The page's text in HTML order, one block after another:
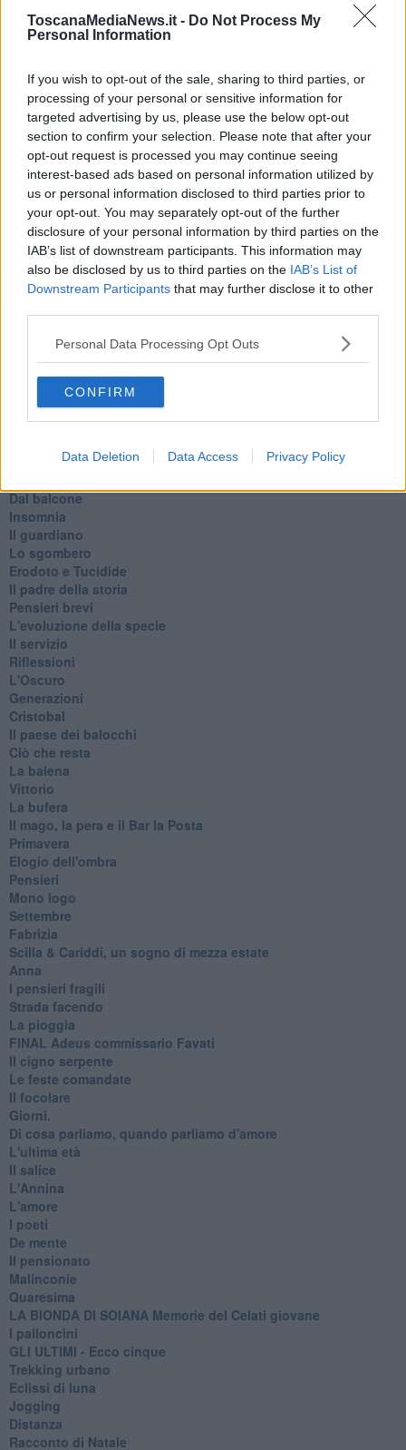
ToscanaMediaNews.it - Do Not Process My
Personal Information
If you wish to opt-out of the sale, sharing to third parties, or
processing of your personal or sensitive information for
targeted advertising by us, please use the below opt-out
section to confirm your selection. Please note that after your
opt-out request is processed you may continue seeing
interest-based ads based on personal information utilized by
us or personal information disclosed to third parties prior to
your opt-out. You may separately opt-out of the further
disclosure of your personal information by third parties on the
IAB’s list of downstream participants. This information may
also be disclosed by us to third parties on the IAB’s List of
Downstream Participants that may further disclose it to other
Personal Data Processing Opt Outs
CONFIRM
Data Deletion Data Access Privacy Policy
Pillole
Veglia
Belle lettere
25 Aprile
Todo el bien, todo el mal
Silenzio
Le parole
​L’Australiana
Le stelle del jazz
Vita & morte
Auguri
Moro
Passanti
Continuando, la nonna e il carretto
Metaverso smart
Estate
Il lago
La classe
Dal balcone
Insomnia
Il guardiano
Lo sgombero
Erodoto e Tucidide
Il padre della storia
Pensieri brevi
L'evoluzione della specie
Il servizio
Riflessioni
L'Oscuro
Generazioni
Cristobal
Il paese dei balocchi
Ciò che resta
La balena
Vittorio
La bufera
Il mago, la pera e il Bar la Posta
Primavera
Elogio dell'ombra
Pensieri
Mono logo
Settembre
Fabrizia
​Scilla & Cariddi, un sogno di mezza estate
Anna
I pensieri fragili
Strada facendo
La pioggia
FINAL Adeus commissario Favati
Il cigno serpente
Le feste comandate
Il focolare
Giorni.
Di cosa parliamo, quando parliamo d'amore
L'ultima età
Il salice
L'Annina
L'amore
I poeti
De mente
Il pensionato
Malinconie
Quaresima
LA BIONDA DI SOIANA Memorie del Celati giovane
I palloncini
GLI ULTIMI - Ecco cinque
Trekking urbano
Eclissi di luna
Jogging
Distanza
Racconto di Natale